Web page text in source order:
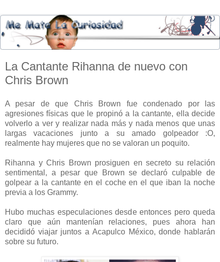
La Cantante Rihanna de nuevo con
Chris Brown
A pesar de que Chris Brown fue condenado por las
agresiones físicas que le propinó a la cantante, ella decide
volverlo a ver y realizar nada más y nada menos que unas
largas vacaciones junto a su amado golpeador :O,
realmente hay mujeres que no se valoran un poquito.
Rihanna y Chris Brown prosiguen en secreto su relación
sentimental, a pesar que Brown se declaró culpable de
golpear a la cantante en el coche en el que iban la noche
previa a los Grammy.
Hubo muchas especulaciones desde entonces pero queda
claro que aún mantenían relaciones, pues ahora han
decididó viajar juntos a Acapulco México, donde hablarán
sobre su futuro.